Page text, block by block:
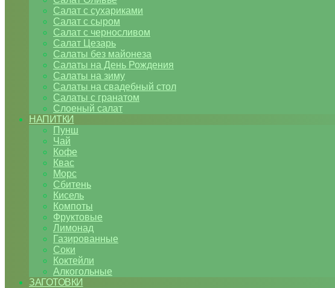
Салат с сухариками
Салат с сыром
Салат с черносливом
Салат Цезарь
Салаты без майонеза
Салаты на День Рождения
Салаты на зиму
Салаты на свадебный стол
Салаты с гранатом
Слоеный салат
НАПИТКИ
Пунш
Чай
Кофе
Квас
Морс
Сбитень
Кисель
Компоты
Фруктовые
Лимонад
Газированные
Соки
Коктейли
Алкогольные
ЗАГОТОВКИ